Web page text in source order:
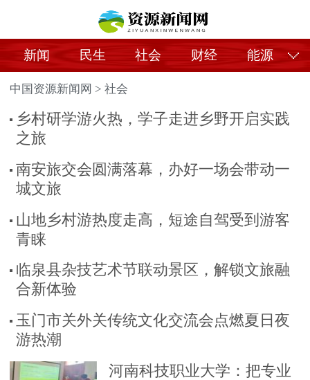
新闻 民生 社会 财经 能源
中国资源新闻网 >社会
乡村研学游火热，学子走进乡野开启实践
之旅
南安旅交会圆满落幕，办好一场会带动一
城文旅
山地乡村游热度走高，短途自驾受到游客
青睐
临泉县杂技艺术节联动景区，解锁文旅融
合新体验
玉门市关外关传统文化交流会点燃夏日夜
游热潮
河南科技职业大学：把专业